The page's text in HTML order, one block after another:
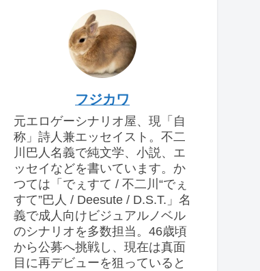
フジカワ
元エロゲーシナリオ屋、現「自
称」詩人兼エッセイスト。不二
川巴人名義で純文学、小説、エ
ッセイなどを書いています。か
つては「でぇすて / 不二川“でぇ
すて”巴人 / Deesute / D.S.T.」名
義で成人向けビジュアルノベル
のシナリオを多数担当。46歳頃
から公募へ挑戦し、現在は真面
目に再デビューを狙っていると